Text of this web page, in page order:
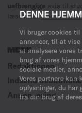
DENNE
Vi bruger cookies
annoncer, til at
at analysere vores
brug af vores
sociale medier,
Vores partnere kan
oplysninger, du har
fra din brug af
uafhængige avis til
læse med.Læs mere
MERE
Redaktionen
Indsend
Annoncering